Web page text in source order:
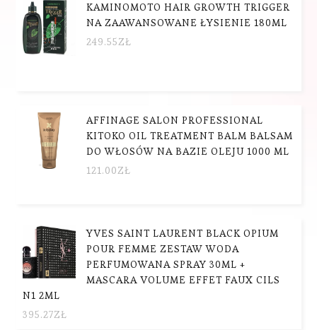
KAMINOMOTO HAIR GROWTH TRIGGER
NA ZAAWANSOWANE ŁYSIENIE 180ML
249.55ZŁ
AFFINAGE SALON PROFESSIONAL
KITOKO OIL TREATMENT BALM BALSAM
DO WŁOSÓW NA BAZIE OLEJU 1000 ML
121.00ZŁ
YVES SAINT LAURENT BLACK OPIUM
POUR FEMME ZESTAW WODA
PERFUMOWANA SPRAY 30ML +
MASCARA VOLUME EFFET FAUX CILS
N1 2ML
395.27ZŁ